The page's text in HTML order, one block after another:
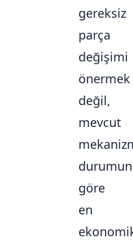
gereksiz
parça
değişimi
önermek
değil,
mevcut
göre
en